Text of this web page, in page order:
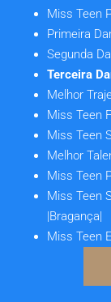
Miss Teen
Primeira
Segunda
Terceira
Melhor
Miss Teen
Miss Teen
Melhor
Miss Teen
Miss Teen
|Bragança|
Miss Teen